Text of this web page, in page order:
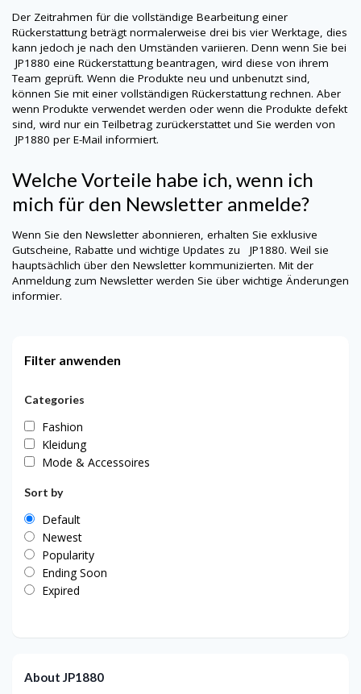
Der Zeitrahmen für die vollständige Bearbeitung einer
Rückerstattung beträgt normalerweise drei bis vier Werktage, dies
kann jedoch je nach den Umständen variieren. Denn wenn Sie bei
JP1880 eine Rückerstattung beantragen, wird diese von ihrem
Team geprüft. Wenn die Produkte neu und unbenutzt sind,
können Sie mit einer vollständigen Rückerstattung rechnen. Aber
wenn Produkte verwendet werden oder wenn die Produkte defekt
sind, wird nur ein Teilbetrag zurückerstattet und Sie werden von
JP1880 per E-Mail informiert.
Welche Vorteile habe ich, wenn ich
mich für den Newsletter anmelde?
Wenn Sie den Newsletter abonnieren, erhalten Sie exklusive
Gutscheine, Rabatte und wichtige Updates zu
JP1880. Weil sie
hauptsächlich über den Newsletter kommunizierten. Mit der
Anmeldung zum Newsletter werden Sie über wichtige Änderungen
informier.
Filter anwenden
Categories
Fashion
Kleidung
Mode & Accessoires
Sort by
Default
Newest
Popularity
Ending Soon
Expired
About JP1880